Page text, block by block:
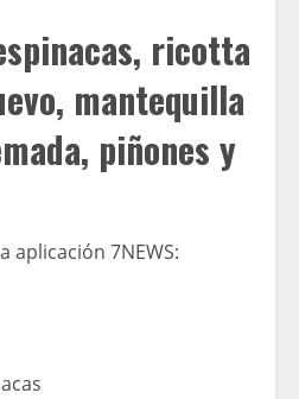
ricotta
mantequilla
piñones y
aplicación 7NEWS: